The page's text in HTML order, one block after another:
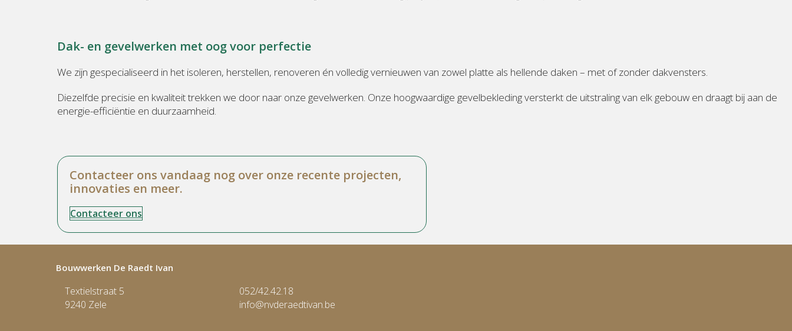
Dak- en gevelwerken met oog voor perfectie
We zijn gespecialiseerd in het isoleren, herstellen, renoveren én volledig vernieuwen van zowel platte als hellende daken – met of zonder dakvensters.
Diezelfde precisie en kwaliteit trekken we door naar onze gevelwerken. Onze hoogwaardige gevelbekleding versterkt de uitstraling van elk gebouw en draagt bij aan de
energie-efficiëntie en duurzaamheid.
Contacteer ons vandaag nog over onze recente projecten,
innovaties en meer.
Contacteer ons
Bouwwerken De Raedt Ivan
Textielstraat 5
9240 Zele
052/42.42.18
info@nvderaedtivan.be